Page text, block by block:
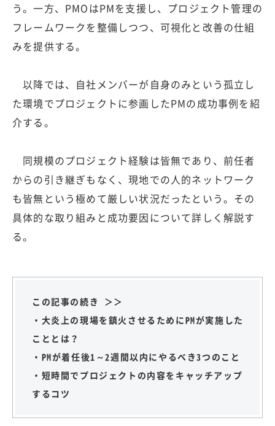
う。一方、PMOはPMを支援し、プロジェクト管理の
フレームワークを整備しつつ、可視化と改善の仕組
みを提供する。
以降では、自社メンバーが自身のみという孤立し
た環境でプロジェクトに参画したPMの成功事例を紹
介する。
同規模のプロジェクト経験は皆無であり、前任者
からの引き継ぎもなく、現地での人的ネットワーク
も皆無という極めて厳しい状況だったという。その
具体的な取り組みと成功要因について詳しく解説す
る。
この記事の続き ＞＞
・大炎上の現場を鎮火させるためにPMが実施した
こととは？
・PMが着任後1～2週間以内にやるべき3つのこと
・短時間でプロジェクトの内容をキャッチアップ
するコツ